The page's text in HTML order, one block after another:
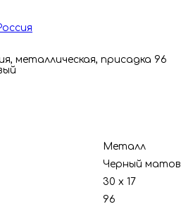
металлическая, присадка 96
Металл
Черный
30 х 17
96